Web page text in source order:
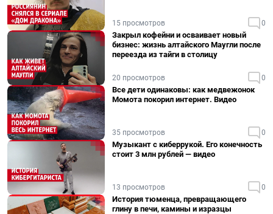
15 просмотров 0
Закрыл кофейни и осваивает новый
бизнес: жизнь алтайского Маугли после
переезда из тайги в столицу
20 просмотров 0
Все дети одинаковы: как медвежонок
Момота покорил интернет. Видео
35 просмотров 0
Музыкант с киберрукой. Его конечность
стоит 3 млн рублей — видео
13 просмотров 0
История тюменца, превращающего
глину в печи, камины и изразцы